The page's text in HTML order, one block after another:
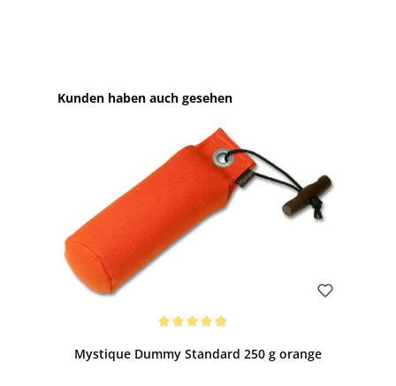
Produktgalerie überspringen
Kunden haben auch gesehen
Mystique Dummy Standard 250 g orange